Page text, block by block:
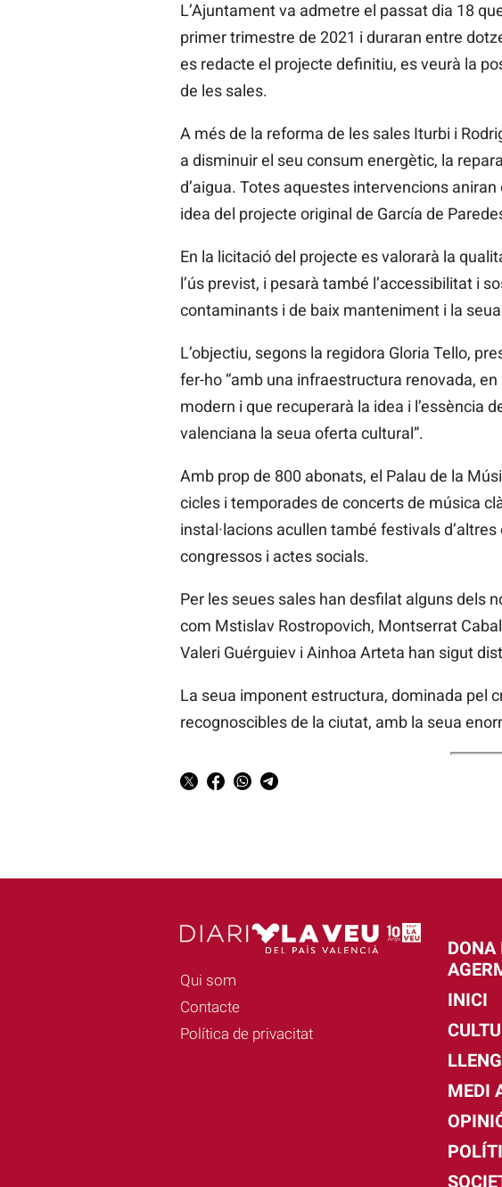
L’Ajuntament va admetre el passat dia 18
primer trimestre de 2021 i duraran entre
es redacte el projecte definitiu, es veurà la
de les sales.
A més de la reforma de les sales Iturbi i
a disminuir el seu consum energètic, la
d’aigua. Totes aquestes intervencions
idea del projecte original de García de
En la licitació del projecte es valorarà la
l’ús previst, i pesarà també l’accessibilitat i
contaminants i de baix manteniment i la
L’objectiu, segons la regidora Gloria Tello,
fer-ho “amb una infraestructura renovada,
modern i que recuperarà la idea i l’essència
valenciana la seua oferta cultural”.
Amb prop de 800 abonats, el Palau de la
cicles i temporades de concerts de música
instal·lacions acullen també festivals
congressos i actes socials.
Per les seues sales han desfilat alguns dels
com Mstislav Rostropovich, Montserrat
Valeri Guérguiev i Ainhoa Arteta han sigut
La seua imponent estructura, dominada pel
recognoscibles de la ciutat, amb la seua
Qui som
Contacte
Política de privacitat
DONA
INICI
MEDI